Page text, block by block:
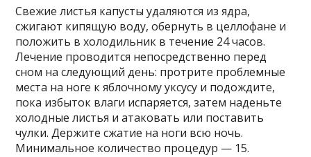
Свежие листья капусты удаляются из ядра,
сжигают кипящую воду, обернуть в целлофане и
положить в холодильник в течение 24 часов.
Лечение проводится непосредственно перед
сном на следующий день: протрите проблемные
места на ноге к яблочному уксусу и подождите,
пока избыток влаги испаряется, затем наденьте
холодные листья и атаковать или поставить
чулки. Держите сжатие на ноги всю ночь.
Минимальное количество процедур — 15.